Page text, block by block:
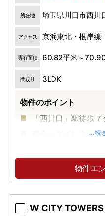
所在地 埼玉県川口市西川
アクセス 京浜東北・根岸線
専有面積 60.82平米～
間取り 3LDK
物件のポイント
「西川口」駅徒歩７
都心へダイレクト
アリオ川口（８５
とする川口エリアも生活
...続
物件エ
W CITY TOWERS